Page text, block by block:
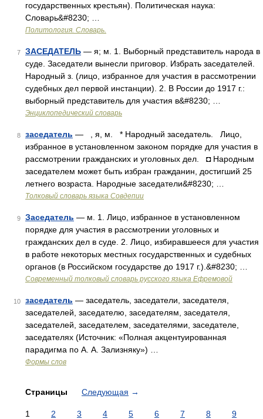
государственных крестьян). Политическая наука:
Словарь&#8230; …
Политология. Словарь.
7 ЗАСЕДАТЕЛЬ — я; м. 1. Выборный представитель народа в
суде. Заседатели вынесли приговор. Избрать заседателей.
Народный з. (лицо, избранное для участия в рассмотрении
судебных дел первой инстанции). 2. В России до 1917 г.:
выборный представитель для участия в&#8230; …
Энциклопедический словарь
8 заседатель — , я, м. * Народный заседатель. Лицо,
избранное в установленном законом порядке для участия в
рассмотрении гражданских и уголовных дел. ◘ Народным
заседателем может быть избран гражданин, достигший 25
летнего возраста. Народные заседатели&#8230; …
Толковый словарь языка Совдепии
9 Заседатель — м. 1. Лицо, избранное в установленном
порядке для участия в рассмотрении уголовных и
гражданских дел в суде. 2. Лицо, избиравшееся для участия
в работе некоторых местных государственных и судебных
органов (в Российском государстве до 1917 г.).&#8230; …
Современный толковый словарь русского языка Ефремовой
10 заседатель — заседатель, заседатели, заседателя,
заседателей, заседателю, заседателям, заседателя,
заседателей, заседателем, заседателями, заседателе,
заседателях (Источник: «Полная акцентуированная
парадигма по А. А. Зализняку») …
Формы слов
Страницы Следующая →
1 2 3 4 5 6 7 8
9